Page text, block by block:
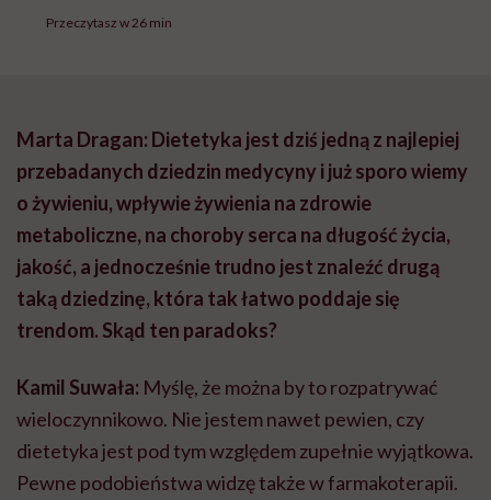
Przeczytasz w 26 min
Marta Dragan: Dietetyka jest dziś jedną z najlepiej
przebadanych dziedzin medycyny i już sporo wiemy
o żywieniu, wpływie żywienia na zdrowie
metaboliczne, na choroby serca na długość życia,
jakość, a jednocześnie trudno jest znaleźć drugą
taką dziedzinę, która tak łatwo poddaje się
trendom. Skąd ten paradoks?
Kamil Suwała: Myślę, że można by to rozpatrywać
wieloczynnikowo. Nie jestem nawet pewien, czy
dietetyka jest pod tym względem zupełnie wyjątkowa.
Pewne podobieństwa widzę także w farmakoterapii.